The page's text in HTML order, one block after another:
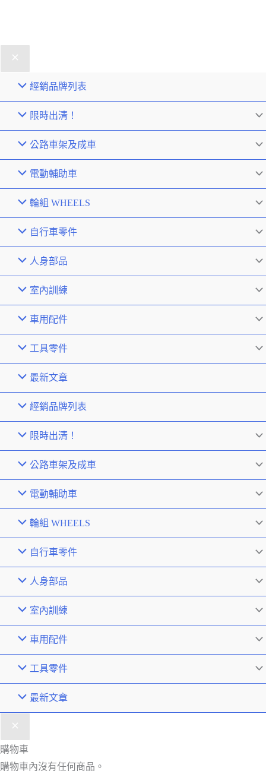
經銷品牌列表
限時出清！
公路車架及成車
電動輔助車
輪組 WHEELS
自行車零件
人身部品
室內訓練
車用配件
工具零件
最新文章
經銷品牌列表
限時出清！
公路車架及成車
電動輔助車
輪組 WHEELS
自行車零件
人身部品
室內訓練
車用配件
工具零件
最新文章
購物車
購物車內沒有任何商品。